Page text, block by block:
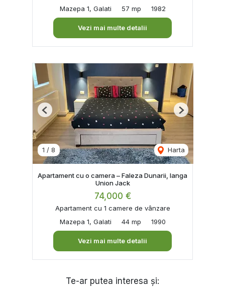
Mazepa 1, Galati
57 mp 1982
Vezi mai multe detalii
1 / 8 Harta
Previous Next
Apartament cu o camera – Faleza Dunarii, langa
Union Jack
74,000 €
Apartament cu 1 camere de vânzare
Mazepa 1, Galati
44 mp 1990
Vezi mai multe detalii
Te-ar putea interesa și: